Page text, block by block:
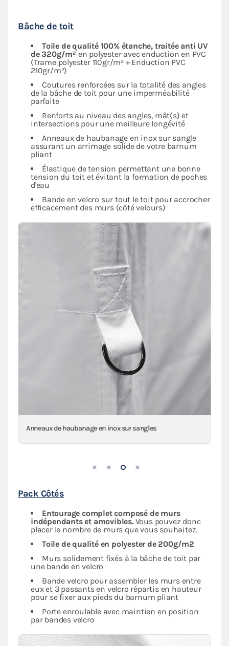
Bâche de toit
Toile de qualité 100% étanche, traitée anti UV
de 320g/m² en polyester avec enduction en PVC
(Trame polyester 110gr/m² + Enduction PVC
210gr/m²)
Coutures renforcées sur la totalité des angles
de la bâche de toit pour une imperméabilité
parfaite
Renforts au niveau des angles, mât(s) et
intersections pour une meilleure longévité
Anneaux de haubanage en inox sur sangle
assurant un arrimage solide de votre barnum
pliant
Élastique de tension permettant une bonne
tension du toit et évitant la formation de poches
d'eau
Bande en velcro sur tout le toit pour accrocher
efficacement des murs (côté velours)
Anneaux de haubanage en inox sur sangles
Pack Côtés
Entourage complet composé de murs
indépendantset amovibles.Vous pouvez donc
placer le nombre de murs que vous souhaitez.
Toile de qualité en polyester de 200g/m2
Murs solidement fixés à la bâche de toit par
une bande en velcro
Bande velcro pour assembler les murs entre
eux et 3 passants en velcro répartis en hauteur
pour se fixer aux pieds du barnum pliant
Porte enroulable avec maintien en position
par bandes velcro